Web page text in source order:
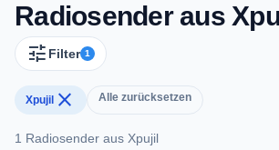
Radiosender aus
tune Filter 1
Xpujil close Alle zurücksetzen
1 Radiosender aus Xpujil